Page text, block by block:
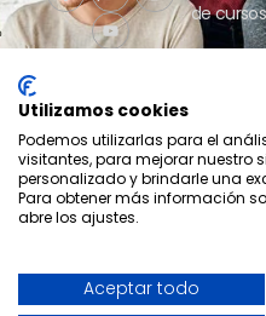
de cursos
2026 - Tus cursos gratuitos
- Aesrafor S.L.
Utilizamos cookies
Podemos utilizarlas para el
visitantes, para mejorar nuestro
personalizado y brindarle una
Para obtener más información
abre los ajustes.
Aceptar todo